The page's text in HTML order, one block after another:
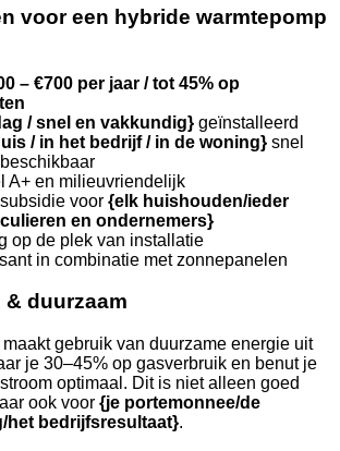
voor een hybride warmtepomp
– €700 per jaar / tot 45% op
/ snel en vakkundig} geïnstalleerd
/ in het bedrijf / in de woning} snel
A+ en milieuvriendelijk
voor {elk huishouden/ieder
en ondernemers}
op de plek van installatie
in combinatie met zonnepanelen
duurzaam
gebruik van duurzame energie uit
je 30–45% op gasverbruik en benut je
optimaal. Dit is niet alleen goed
ook voor {je portemonnee/de
het bedrijfsresultaat}.